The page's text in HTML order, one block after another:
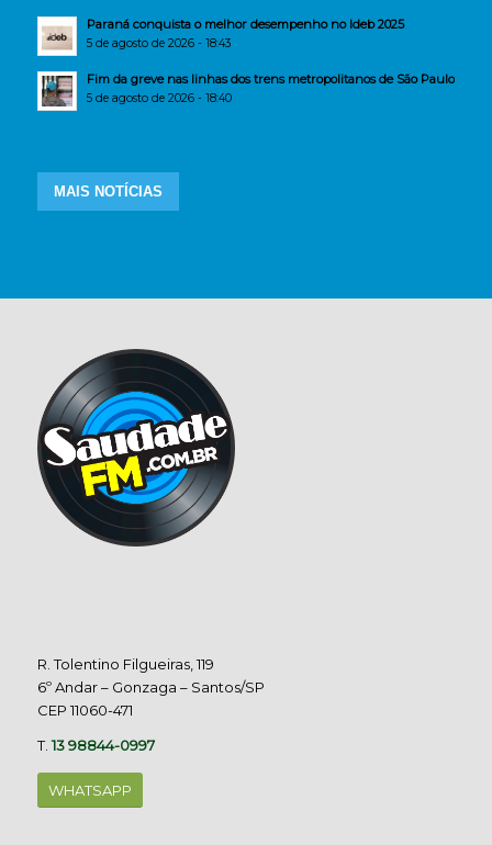
Paraná conquista o melhor desempenho no Ideb 2025
5 de agosto de 2026 - 18:43
Fim da greve nas linhas dos trens metropolitanos de São Paulo
5 de agosto de 2026 - 18:40
MAIS NOTÍCIAS
R. Tolentino Filgueiras, 119
6º Andar – Gonzaga – Santos/SP
CEP 11060-471
T.13 98844-0997
WHATSAPP